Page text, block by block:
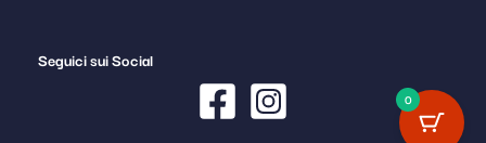
Seguici sui Social
0